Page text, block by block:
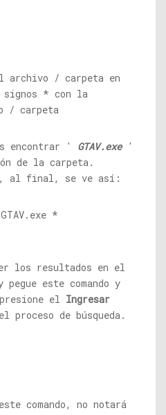
archivo / carpeta en
signos * con la
/ carpeta
encontrar ' GTAV.exe '
de la carpeta.
al final, se ve así:
GTAV.exe *
los resultados en el
este comando y
el Ingresar
de búsqueda.
comando, no notará